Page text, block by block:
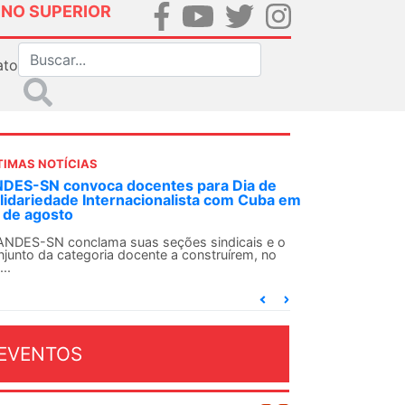
SUPERIOR
NOTÍCIAS
decisão inédita, Justiça Federal condena
agente da ditadura por estupro
uma decisão considerada histórica, a 2ª Vara
Criminal do Rio de Janeiro condenou o...
2026